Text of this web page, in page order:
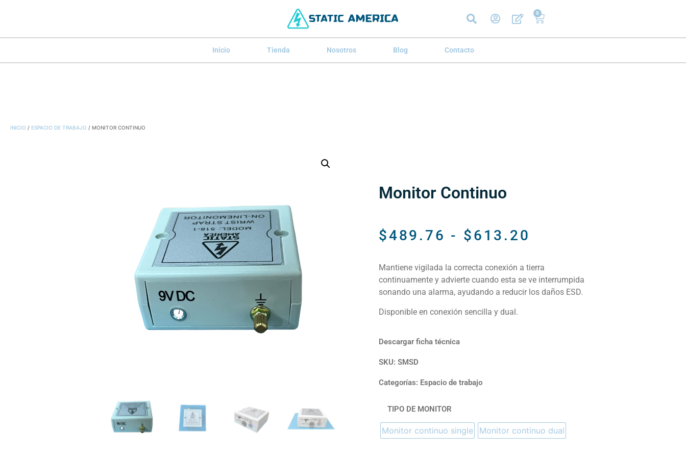
0
Inicio Tienda Nosotros Blog Contacto
INICIO / ESPACIO DE TRABAJO / MONITOR CONTINUO
Monitor Continuo
$489.76 - $613.20
Mantiene vigilada la correcta conexión a tierra
continuamente y advierte cuando esta se ve interrumpida
sonando una alarma, ayudando a reducir los daños ESD.
Disponible en conexión sencilla y dual.
Descargar ficha técnica
SKU: SMSD
Categorías: Espacio de trabajo
TIPO DE MONITOR
Monitor continuo single Monitor continuo dual